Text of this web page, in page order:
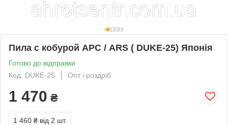
Пила с кобурой АРС / ARS ( DUKE-25) Японія
Готово до відправки
Код: DUKE-25
Опт і роздріб
1 470 ₴
1 460 ₴ від 2 шт.